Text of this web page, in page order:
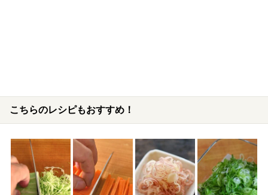
こちらのレシピもおすすめ！